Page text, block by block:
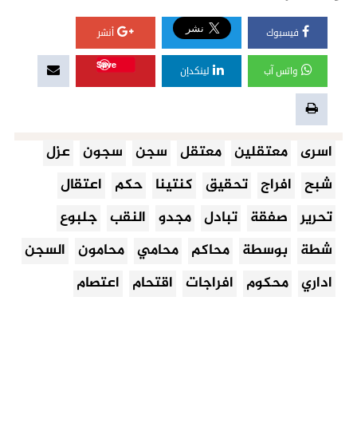
فيسبوك أنشر
واتس آب لينكدإن
Save
اسرى معتقلين معتقل سجن سجون عزل
شبح افراج تحقيق كنتينا حكم اعتقال
تحرير صفقة تبادل مجدو النقب جلبوع
شطة بوسطة محاكم محامي محامون السجن
اداري محكوم افراجات اقتحام اعتصام